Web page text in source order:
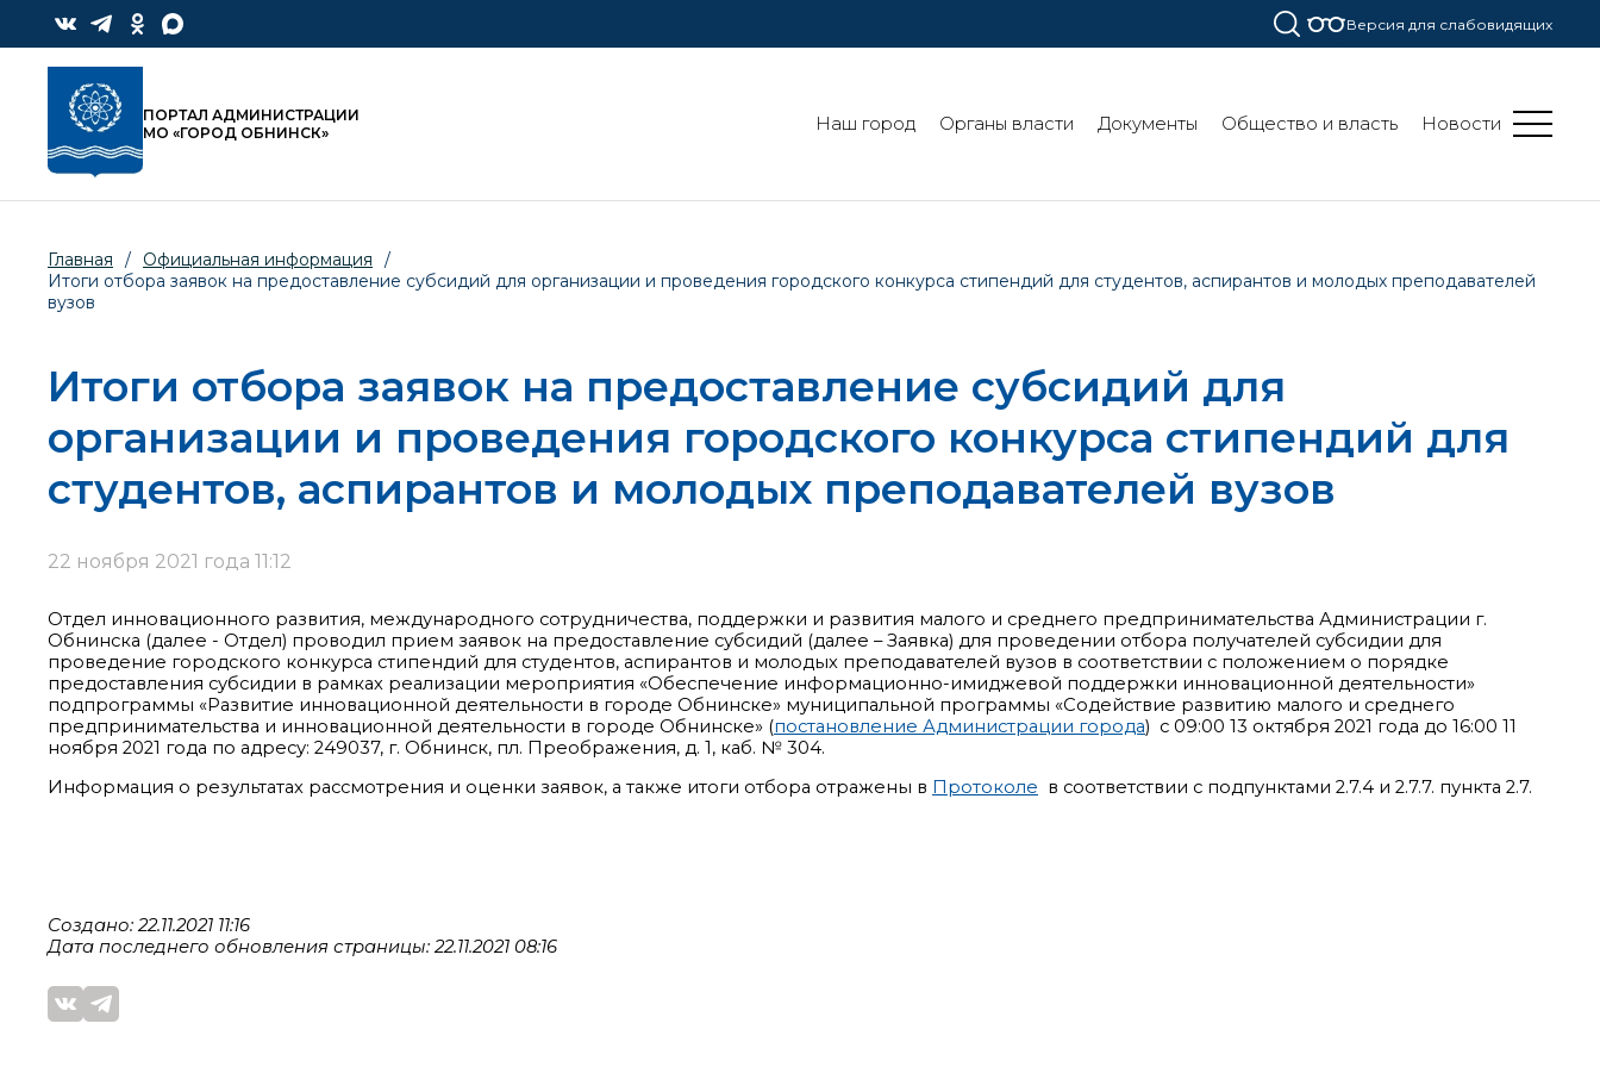
Версия для слабовидящих
ПОРТАЛ АДМИНИСТРАЦИИ
МО «ГОРОД ОБНИНСК»
Наш город Органы власти Документы Общество и власть Новости
Главная / Официальная информация
/
Итоги отбора заявок на предоставление субсидий для организации и проведения городского конкурса стипендий для студентов, аспирантов и молодых преподавателей
вузов
Итоги отбора заявок на предоставление субсидий для
организации и проведения городского конкурса стипендий для
студентов, аспирантов и молодых преподавателей вузов
22 ноября 2021 года 11:12
Отдел инновационного развития, международного сотрудничества, поддержки и развития малого и среднего предпринимательства Администрации г.
Обнинска (далее - Отдел) проводил прием заявок на предоставление субсидий (далее – Заявка) для проведении отбора получателей субсидии для
проведение городского конкурса стипендий для студентов, аспирантов и молодых преподавателей вузов в соответствии с положением о порядке
предоставления субсидии в рамках реализации мероприятия «Обеспечение информационно-имиджевой поддержки инновационной деятельности»
подпрограммы «Развитие инновационной деятельности в городе Обнинске» муниципальной программы «Содействие развитию малого и среднего
предпринимательства и инновационной деятельности в городе Обнинске» (постановление Администрации города) с 09:00 13 октября 2021 года до 16:00 11
ноября 2021 года по адресу: 249037, г. Обнинск, пл. Преображения, д. 1, каб. № 304.
Информация о результатах рассмотрения и оценки заявок, а также итоги отбора отражены в Протоколе в соответствии с подпунктами 2.7.4 и 2.7.7. пункта 2.7.
Создано: 22.11.2021 11:16
Дата последнего обновления страницы: 22.11.2021 08:16